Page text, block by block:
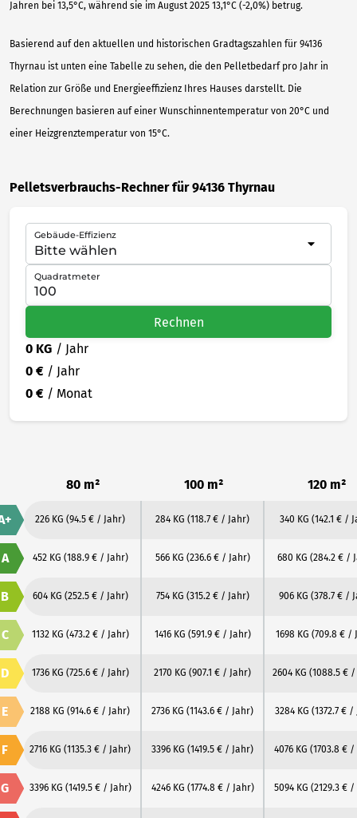
Jahren bei 13,5°C, während sie im August 2025 13,1°C (-2,0%) betrug.
Basierend auf den aktuellen und historischen Gradtagszahlen für 94136
Thyrnau ist unten eine Tabelle zu sehen, die den Pelletbedarf pro Jahr in
Relation zur Größe und Energieeffizienz Ihres Hauses darstellt. Die
Berechnungen basieren auf einer Wunschinnentemperatur von 20°C und
einer Heizgrenztemperatur von 15°C.
Pelletsverbrauchs-Rechner für 94136 Thyrnau
Gebäude-Effizienz
Quadratmeter
Rechnen
0 KG / Jahr
0 € / Jahr
0 € / Monat
80 m² 100 m² 120 m²
226 KG (94.5 € / Jahr) 284 KG (118.7 € / Jahr) 340 KG (142.1 € /
A 452 KG (188.9 € / Jahr) 566 KG (236.6 € / Jahr) 680 KG (284.2 € /
B 604 KG (252.5 € / Jahr) 754 KG (315.2 € / Jahr) 906 KG (378.7 € /
C 1132 KG (473.2 € / Jahr) 1416 KG (591.9 € / Jahr) 1698 KG (709.8 € /
D 1736 KG (725.6 € / Jahr) 2170 KG (907.1 € / Jahr) 2604 KG (1088.5 € /
E 2188 KG (914.6 € / Jahr) 2736 KG (1143.6 € / Jahr) 3284 KG (1372.7 € /
F 2716 KG (1135.3 € / Jahr) 3396 KG (1419.5 € / Jahr) 4076 KG (1703.8 € /
G 3396 KG (1419.5 € / Jahr) 4246 KG (1774.8 € / Jahr) 5094 KG (2129.3 € /